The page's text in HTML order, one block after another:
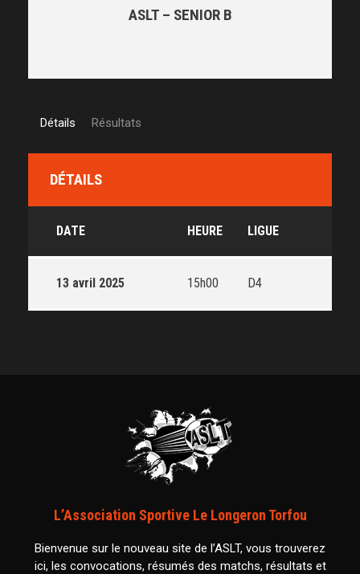
ASLT – SENIOR B
Détails Résultats
DÉTAILS
DATE HEURE LIGUE
13 avril 2025 15h00 D4
L’Association Sportive Le Longeron Torfou
Bienvenue sur le nouveau site de l’ASLT, vous trouverez
ici, les convocations, résumés des matchs, résultats et